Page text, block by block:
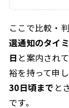
ここで比較・
選通知のタイ
日 と案内され
裕を持って申
30日頃まで と
です。